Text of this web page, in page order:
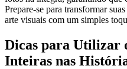
Prepare-se para transformar
arte visuais com um simples
Dicas para Utilizar
Inteiras nas